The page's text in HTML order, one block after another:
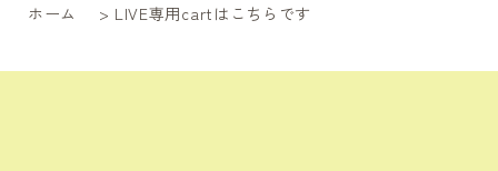
ホーム
> LIVE専用cartはこちらです